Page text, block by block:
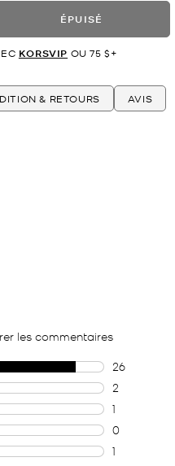
ÉPUISÉ
KORSVIP OU 75 $+
& RETOURS AVIS